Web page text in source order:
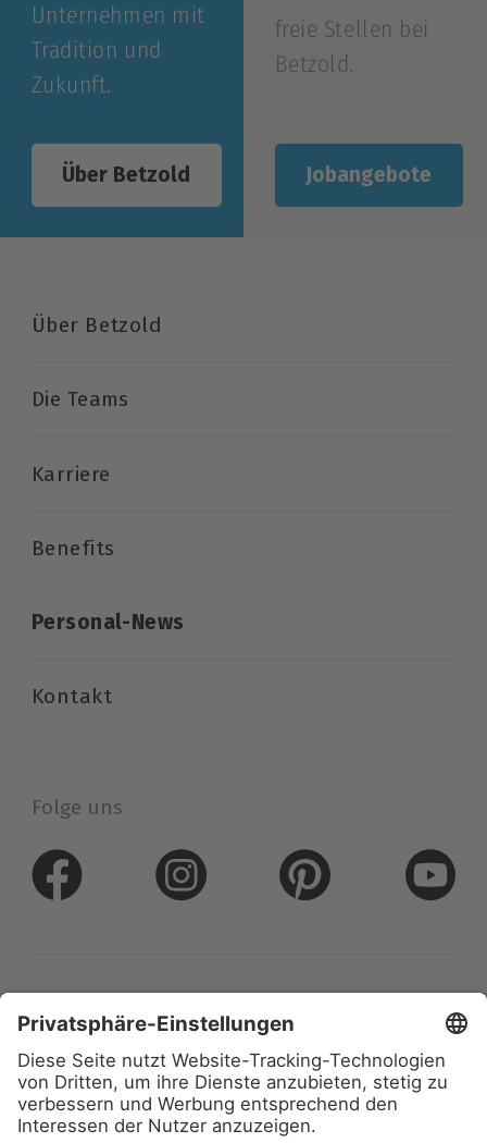
Unternehmen mit
Tradition und
Zukunft.
Über Betzold
freie Stellen bei
Betzold.
Jobangebote
Über Betzold
Die Teams
Karriere
Benefits
Personal-News
Kontakt
Folge uns
Datenschutz
Impressum